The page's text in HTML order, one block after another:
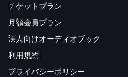
チケットプラン
月額会員プラン
法人向けオーディオブック
利用規約
プライバシーポリシー